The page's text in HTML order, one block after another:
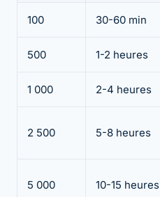
100 30-60 min
500 1-2 heures
1 000 2-4 heures
2 500 5-8 heures
5 000 10-15 heures